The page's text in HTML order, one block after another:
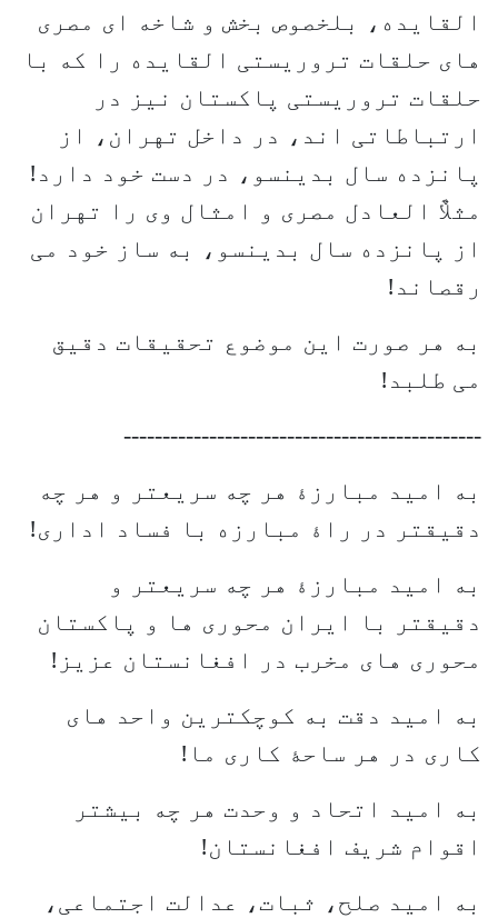
القایده، بلخصوص بخش و شاخه ای مصری
های حلقات تروریستی القایده را که با
حلقات تروریستی پاکستان نیز در
ارتباطاتی اند، در داخل تهران، از
پانزده سال بدینسو، در دست خود دارد!
مثلاٌ العادل مصری و امثال وی را تهران
از پانزده سال بدینسو، به ساز خود می
رقصاند!
به هر صورت این موضوع تحقیقات دقیق
می طلبد!
----------------------------------------------
به امید مبارزۀ هر چه سریعتر و هر چه
دقیقتر در راۀ مبارزه با فساد اداری!
به امید مبارزۀ هر چه سریعتر و
دقیقتر با ایران محوری ها و پاکستان
محوری های مخرب در افغانستان عزیز!
به امید دقت به کوچکترین واحد های
کاری در هر ساحۀ کاری ما!
به امید اتحاد و وحدت هر چه بیشتر
اقوام شریف افغانستان!
به امید صلح، ثبات، عدالت اجتماعی،